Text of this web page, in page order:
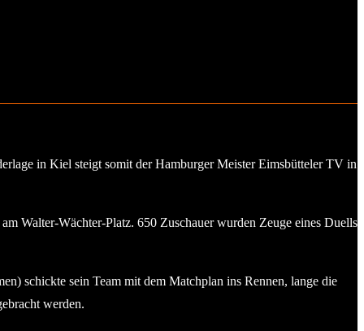
in Kiel steigt somit der Hamburger Meister Eimsbütteler TV in
Walter-Wächter-Platz. 650 Zuschauer wurden Zeuge eines Duells
schickte sein Team mit dem Matchplan ins Rennen, lange die
werden.